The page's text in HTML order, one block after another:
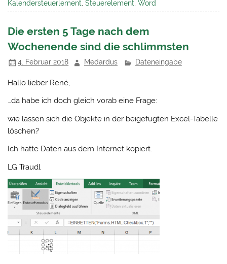
Kalendersteuerlement ,Steuerelement ,Word
Die ersten 5 Tage nach dem
Wochenende sind die schlimmsten
4. Februar 2018 Medardus Dateneingabe
Hallo lieber René,
…da habe ich doch gleich vorab eine Frage:
wie lassen sich die Objekte in der beigefügten Excel-Tabelle
löschen?
Ich hatte Daten aus dem Internet kopiert.
LG Traudl